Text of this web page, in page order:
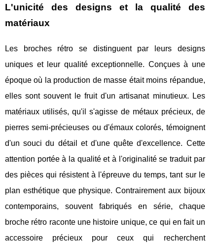
L'unicité des designs et la qualité des
matériaux
Les broches rétro se distinguent par leurs designs
uniques et leur qualité exceptionnelle. Conçues à une
époque où la production de masse était moins répandue,
elles sont souvent le fruit d'un artisanat minutieux. Les
matériaux utilisés, qu'il s'agisse de métaux précieux, de
pierres semi-précieuses ou d'émaux colorés, témoignent
d'un souci du détail et d'une quête d'excellence. Cette
attention portée à la qualité et à l'originalité se traduit par
des pièces qui résistent à l'épreuve du temps, tant sur le
plan esthétique que physique. Contrairement aux bijoux
contemporains, souvent fabriqués en série, chaque
broche rétro raconte une histoire unique, ce qui en fait un
accessoire précieux pour ceux qui recherchent